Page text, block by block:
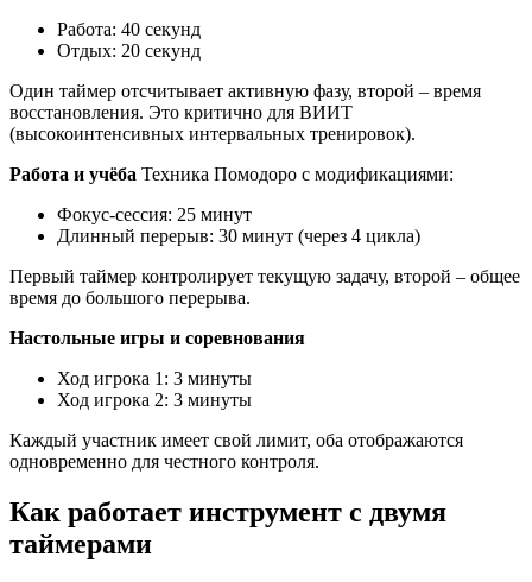
Работа: 40 секунд
Отдых: 20 секунд
Один таймер отсчитывает активную фазу, второй – время
восстановления. Это критично для ВИИТ
(высокоинтенсивных интервальных тренировок).
Работа и учёба Техника Помодоро с модификациями:
Фокус-сессия: 25 минут
Длинный перерыв: 30 минут (через 4 цикла)
Первый таймер контролирует текущую задачу, второй – общее
время до большого перерыва.
Настольные игры и соревнования
Ход игрока 1: 3 минуты
Ход игрока 2: 3 минуты
Каждый участник имеет свой лимит, оба отображаются
одновременно для честного контроля.
Как работает инструмент с двумя
таймерами